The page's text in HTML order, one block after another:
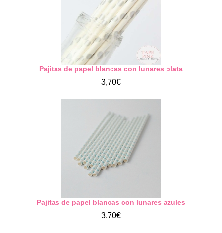
Pajitas de papel blancas con lunares plata
3,70€
Pajitas de papel blancas con lunares azules
3,70€